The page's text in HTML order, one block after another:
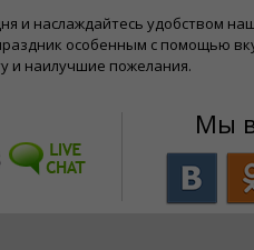
и наслаждайтесь удобством
особенным с помощью
и наилучшие пожелания.
Мы